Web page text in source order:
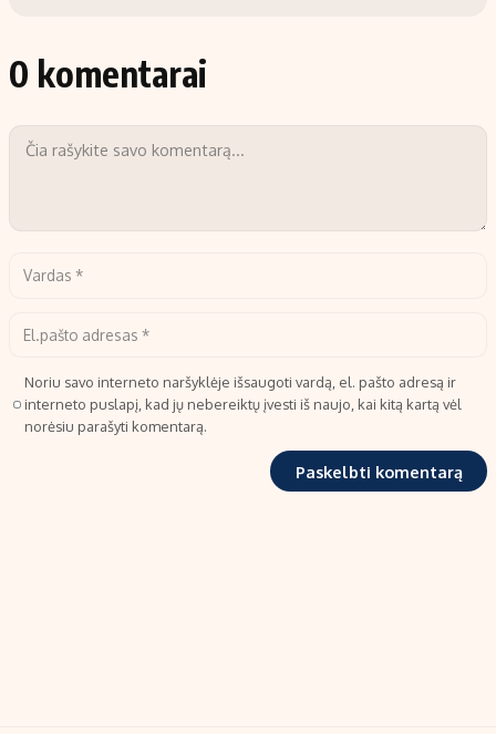
0 komentarai
Noriu savo interneto naršyklėje išsaugoti vardą, el. pašto adresą ir
interneto puslapį, kad jų nebereiktų įvesti iš naujo, kai kitą kartą vėl
norėsiu parašyti komentarą.